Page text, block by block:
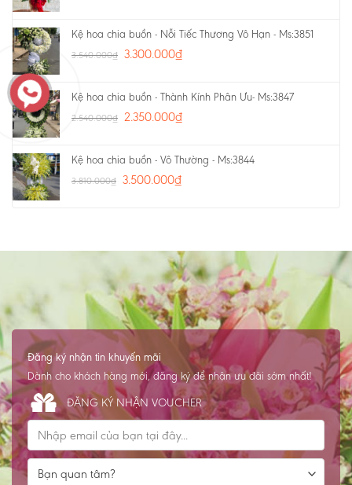
Kệ hoa chia buồn - Nỗi Tiếc Thương Vô Hạn - Ms:3851
3.540.000₫ 3.300.000₫
Kệ hoa chia buồn - Thành Kính Phân Ưu- Ms:3847
2.540.000₫ 2.350.000₫
Kệ hoa chia buồn - Vô Thường - Ms:3844
3.810.000₫ 3.500.000₫
Đăng ký nhận tin khuyến mãi
Dành cho khách hàng mới, đăng ký để nhận ưu đãi sớm nhất!
ĐĂNG KÝ NHẬN VOUCHER